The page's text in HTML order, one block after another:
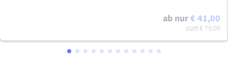
ab nur€ 41,00
statt€ 79,00